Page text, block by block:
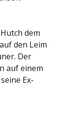
dem
den Leim
Der
auf einem
Ex-